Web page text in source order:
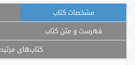
مشخصات کتاب
فهرست و متن کتاب
کتاب‌های